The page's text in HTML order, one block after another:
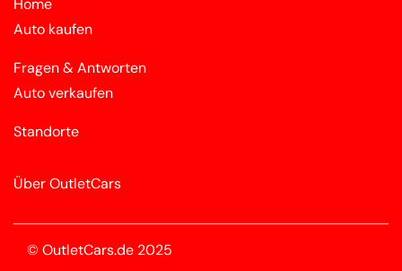
Home
Auto kaufen
Fragen & Antworten
Auto verkaufen
Standorte
Über OutletCars
© OutletCars.de 2025